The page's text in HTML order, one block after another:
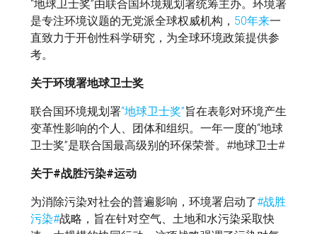
“地球卫士奖”由联合国环境规划署统筹主办。环境署
是专注环境议题的无党派全球权威机构， 50年来一
直致力于开创性科学研究，为全球环境政策提供参
考。
关于环境署地球卫士奖
联合国环境规划署“地球卫士奖”旨在表彰对环境产生
变革性影响的个人、团体和组织。一年一度的“地球
卫士奖”是联合国最高级别的环保荣誉。#地球卫士#
关于#战胜污染#运动
为消除污染对社会的普遍影响，环境署启动了#战胜
污染#战略，旨在针对空气、土地和水污染采取快